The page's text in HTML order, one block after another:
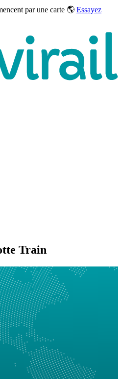
par une carte 🌎 Essayez
Train